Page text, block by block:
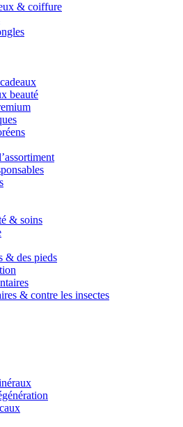
& coiffure
beauté
& soins
& des pieds
& contre les insectes